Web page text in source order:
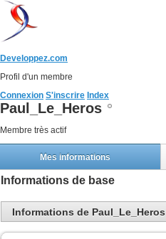
Developpez.com
Profil d'un membre
Connexion S'inscrire Index
Paul_Le_Heros
Membre très actif
Mes informations
Informations de base
Informations de Paul_Le_Heros